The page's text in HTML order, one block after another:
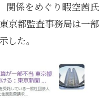
関係をめぐり暇空茜氏
京都監査事務局は一部
した。